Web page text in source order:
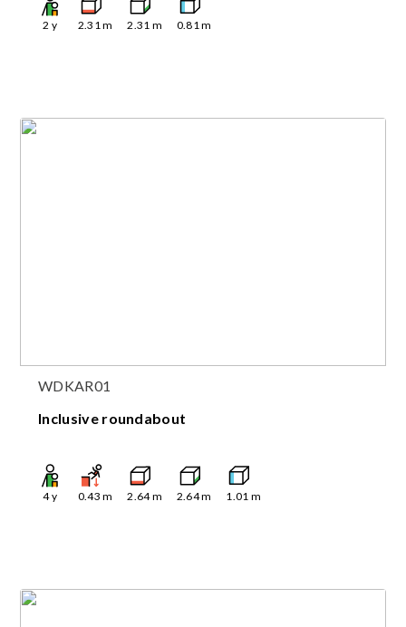
2 y 2.31m 2.31 m 0.81m
WDKAR01
Inclusive roundabout
4y 0.43 m 2.64m 2.64m 1.01 m